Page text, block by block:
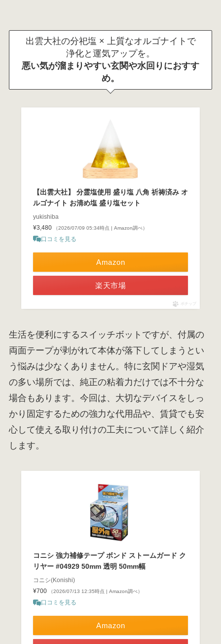
出雲大社の分祀塩 × 上質なオルゴナイトで
浄化と運気アップを。
悪い気が溜まりやすい玄関や水回りにおすす
め。
【出雲大社】 分霊塩使用 盛り塩 八角 祈祷済み オ
ルゴナイト お清め塩 盛り塩セット
yukishiba
¥3,480
（2026/07/09 05:34時点 | Amazon調べ）
口コミを見る
Amazon
楽天市場
ポチップ
生活を便利にするスイッチボットですが、付属の
両面テープが剥がれて本体が落下してしまうとい
う悩みは少なくありません。特に玄関ドアや湿気
の多い場所では、純正の粘着力だけでは不十分な
場合もあります。今回は、大切なデバイスをしっ
かり固定するための強力な代用品や、賃貸でも安
心して使える取り付けの工夫について詳しく紹介
します。
コニシ 強力補修テープ ボンド ストームガード ク
リヤー #04929 50mm 透明 50mm幅
コニシ(Konishi)
¥700
（2026/07/13 12:35時点 | Amazon調べ）
口コミを見る
Amazon